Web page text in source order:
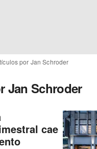
por Jan Schroder
Jan Schroder
cae